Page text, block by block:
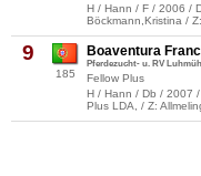
H / Hann / F / 2006 /
Böckmann,Kristina /
9
185
Boaventura
Pferdezucht- u. RV
Fellow Plus
H / Hann / Db / 2007
Plus LDA, / Z: